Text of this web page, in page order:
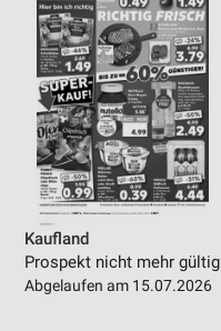
Kaufland
Prospekt nicht mehr gültig
Abgelaufen am 15.07.2026
Funktional
Werbung